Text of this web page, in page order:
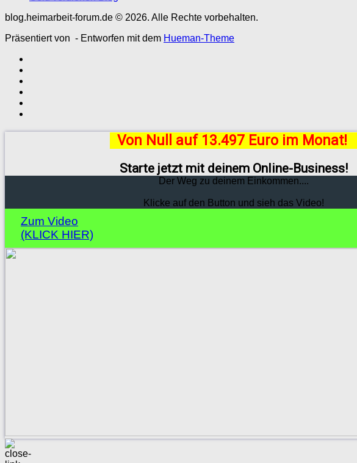
blog.heimarbeit-forum.de © 2026. Alle Rechte vorbehalten.
Präsentiert von - Entworfen mit dem Hueman-Theme
Von Null auf 13.497 Euro im Monat!
Starte jetzt mit deinem Online-Business!
Der Weg zu deinem Einkommen....
Klicke auf den Button und sieh das Video!
Zum Video
(KLICK HIER)